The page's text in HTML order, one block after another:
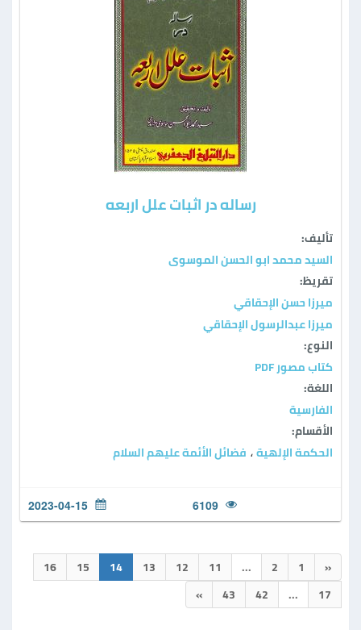
رساله در اثبات علل اربعه
تأليف:
السید محمد ابو الحسن الموسوی
تقريظ:
ميرزا حسن الإحقاقي
ميرزا عبدالرسول الإحقاقي
النوع:
كتاب مصور PDF
اللغة:
الفارسية
الأقسام:
الحكمة الإلهية ، فضائل الأئمة عليهم السلام
6109
2023-04-15
«
1
2
...
11
12
13
14
15
16
17
...
42
43
»